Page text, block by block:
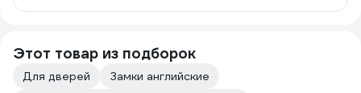
Этот товар из подборок
Для дверей
Замки английские